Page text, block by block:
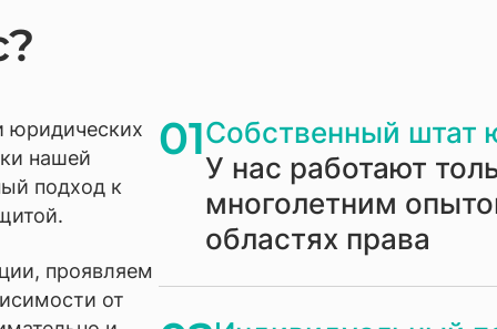
юридических
нашей
подход к
проявляем
от
01Собственный штат
У нас работают
многолетним
областях права